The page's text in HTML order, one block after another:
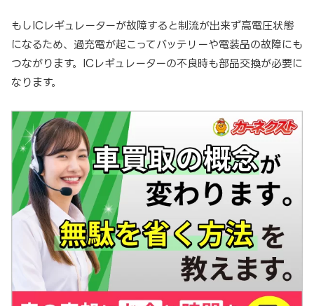
もしICレギュレーターが故障すると制流が出来ず高電圧状態
になるため、過充電が起こってバッテリーや電装品の故障にも
つながります。ICレギュレーターの不良時も部品交換が必要に
なります。